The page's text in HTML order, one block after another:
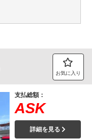
お気に入り
支払総額：
ASK
詳細を見る